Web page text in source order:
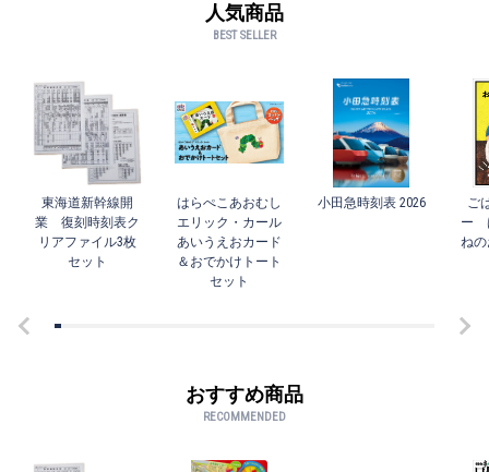
人気商品
BEST SELLER
東海道新幹線開
業 復刻時刻表ク
リアファイル3枚
セット
はらぺこあおむし
エリック・カール
あいうえおカード
＆おでかけトート
セット
小田急時刻表 2026
ご
ー
ね
おすすめ商品
RECOMMENDED